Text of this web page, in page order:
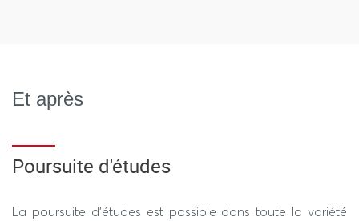
Et après
Poursuite d'études
La poursuite d'études est possible dans toute la variété